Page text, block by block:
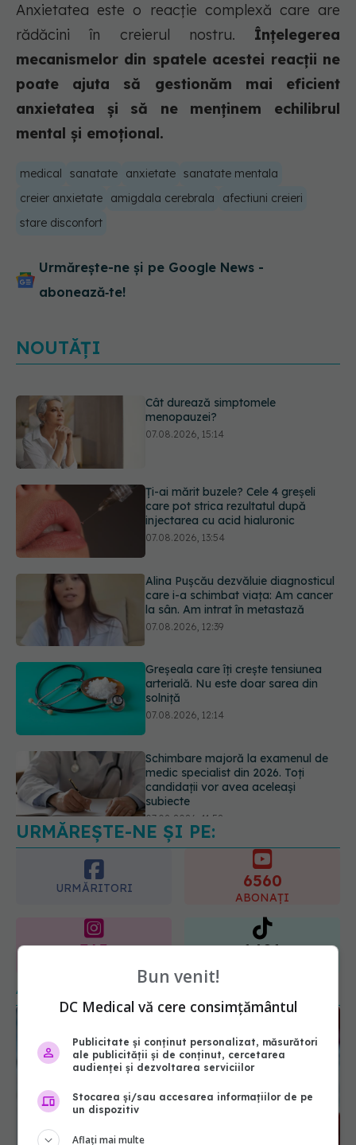
Anxietatea este o reacție complexă care are
rădăcini în creierul nostru. Înțelegerea
mecanismelor din spatele acestei reacții ne
poate ajuta să gestionăm mai eficient
anxietatea și să ne menținem echilibrul
mental și emoțional.
medical sanatate anxietate sanatate mentala
creier anxietate
amigdala cerebrala
afectiuni creieri
stare disconfort
Urmărește-ne și pe Google News -
abonează‑te!
NOUTĂȚI
Ți-ai mărit buzele? Cele 4 greșeli
care pot strica rezultatul după
injectarea cu acid hialuronic
Alina Pușcău dezvăluie diagnosticul
care i-a schimbat viața: Am cancer
la sân. Am intrat în metastază
07.08.2026, 12:39
Greșeala care îți crește tensiunea
arterială. Nu este doar sarea din
solniță
07.08.2026, 12:14
Schimbare majoră la examenul de
medic specialist din 2026. Toți
candidații vor avea aceleași
subiecte
Cât durează simptomele
menopauzei?
07.08.2026, 15:14
URMĂREȘTE-NE ȘI PE:
URMĂRITORI 6560
ABONAȚI
365 1401
ARTICOLE SIMILARE
Bun venit!
DC Medical vă cere consimțământul
Publicitate și conținut personalizat, măsurători
ale publicității și de conținut, cercetarea
audienței și dezvoltarea serviciilor
Stocarea și/sau accesarea informațiilor de pe
un dispozitiv
Aflați mai multe